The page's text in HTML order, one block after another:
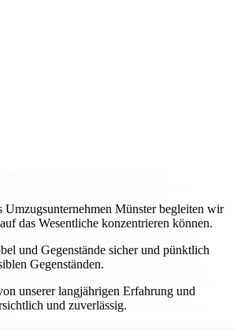
Münster begleiten wir
das Wesentliche konzentrieren können.
und Gegenstände sicher und pünktlich
Gegenständen.
unserer langjährigen Erfahrung und
und zuverlässig.